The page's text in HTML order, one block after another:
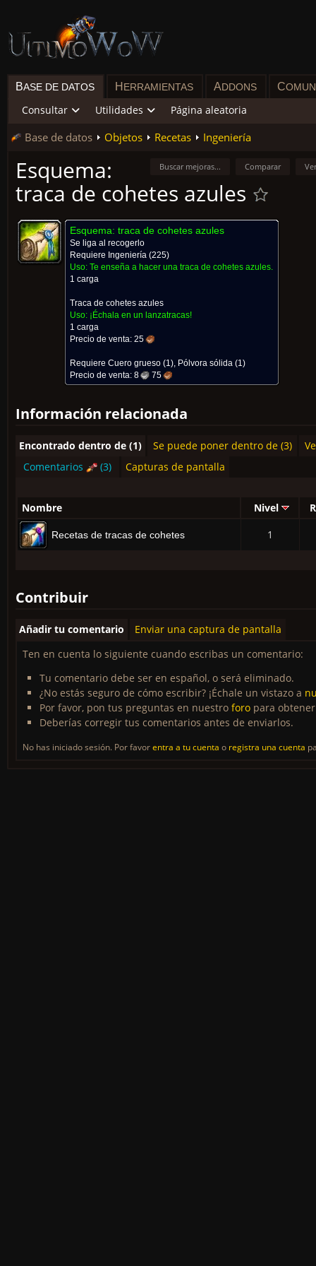
BASE DE DATOS H ERRAMIENTAS ADDONS C
Consultar Utilidades Página aleatoria
Base de datos Objetos Recetas Ingeniería
Comparar
Buscar mejoras...
Esquema:
traca de cohetes azules
Esquema: traca de cohetes azules
Se liga al recogerlo
Requiere Ingeniería (225)
Uso: Te enseña a hacer una traca de cohetes azules.
1 carga
Traca de cohetes azules
Uso: ¡Échala en un lanzatracas!
1 carga
Precio de venta: 25
Requiere Cuero grueso (1), Pólvora sólida (1)
Precio de venta: 8 75
Información relacionada
Encontrado dentro de (1) Se puede poner dentro de (3)
Comentarios
(3) Capturas de pantalla
Nombre Nivel
Recetas de tracas de cohetes 1
Contribuir
Añadir tu comentario
Enviar una captura de pantalla
Ten en cuenta lo siguiente cuando escribas un comentario:
Tu comentario debe ser en español, o será eliminado.
¿No estás seguro de cómo escribir? ¡Échale un vistazo a
Por favor, pon tus preguntas en nuestro foro para
Deberías corregir tus comentarios antes de enviarlos.
No has iniciado sesión. Por favorentra a tu cuenta o registra una cuenta